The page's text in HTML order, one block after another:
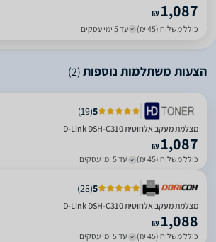
₪1,087
כולל משלוח (45 ₪) עד 5 ימי עסקים
הצעות משתלמות נוספות(2)
5
(
19
)
מצלמת מעקב אלחוטית D-Link DSH-C310
₪1,087
כולל משלוח (45 ₪) עד 5 ימי עסקים
5
(
28
)
מצלמת מעקב אלחוטית D-Link DSH-C310
₪1,088
כולל משלוח (45 ₪) עד 5 ימי עסקים